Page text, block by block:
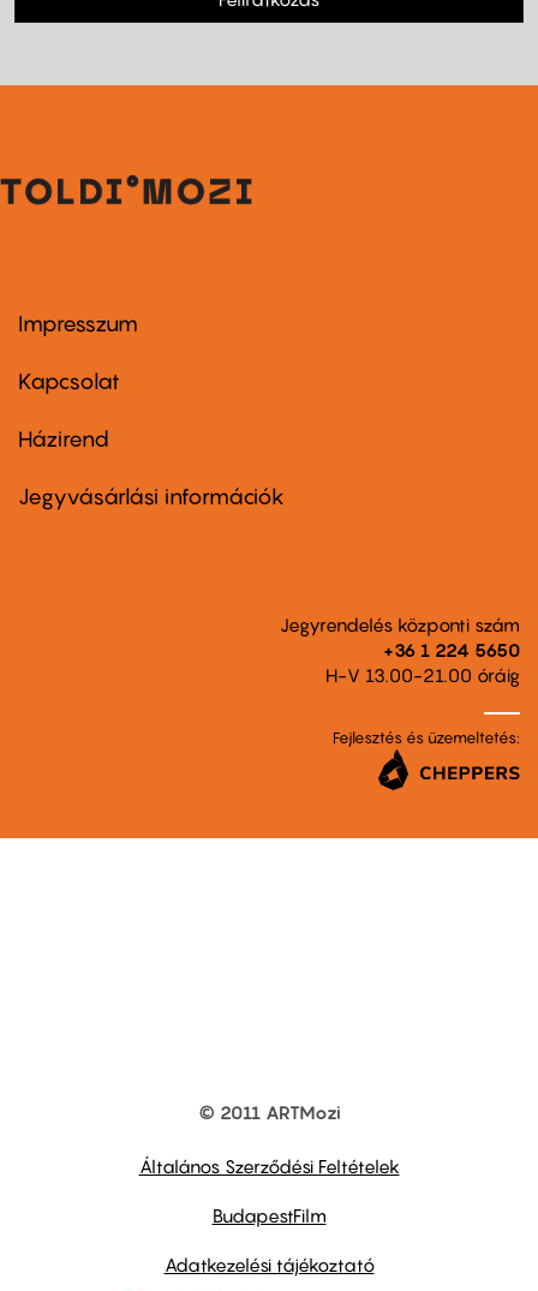
Footer
first
Impresszum
Kapcsolat
Footer
second
Házirend
Jegyvásárlási információk
Jegyrendelés központi szám
+36 1 224 5650
H-V 13.00-21.00 óráig
Fejlesztés és üzemeltetés:
© 2011 ARTMozi
Általános Szerződési Feltételek
BudapestFilm
Adatkezelési tájékoztató